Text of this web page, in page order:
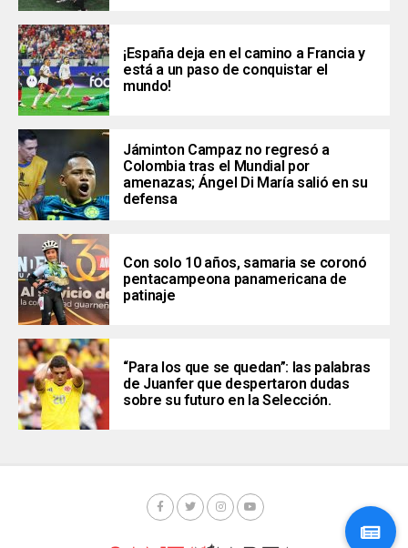
¡España deja en el camino a Francia y
está a un paso de conquistar el
mundo!
Jáminton Campaz no regresó a
Colombia tras el Mundial por
amenazas; Ángel Di María salió en su
defensa
Con solo 10 años, samaria se coronó
pentacampeona panamericana de
patinaje
“Para los que se quedan”: las palabras
de Juanfer que despertaron dudas
sobre su futuro en la Selección.